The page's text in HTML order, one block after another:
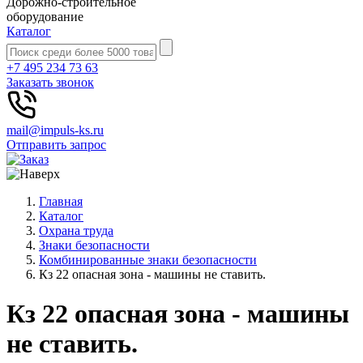
оборудование
Каталог
+7 495 234 73 63
Заказать звонок
mail@impuls-ks.ru
Отправить запрос
Главная
Каталог
Охрана труда
Знаки безопасности
Комбинированные знаки безопасности
Кз 22 опасная зона - машины не ставить.
Кз 22 опасная зона - машины
не ставить.